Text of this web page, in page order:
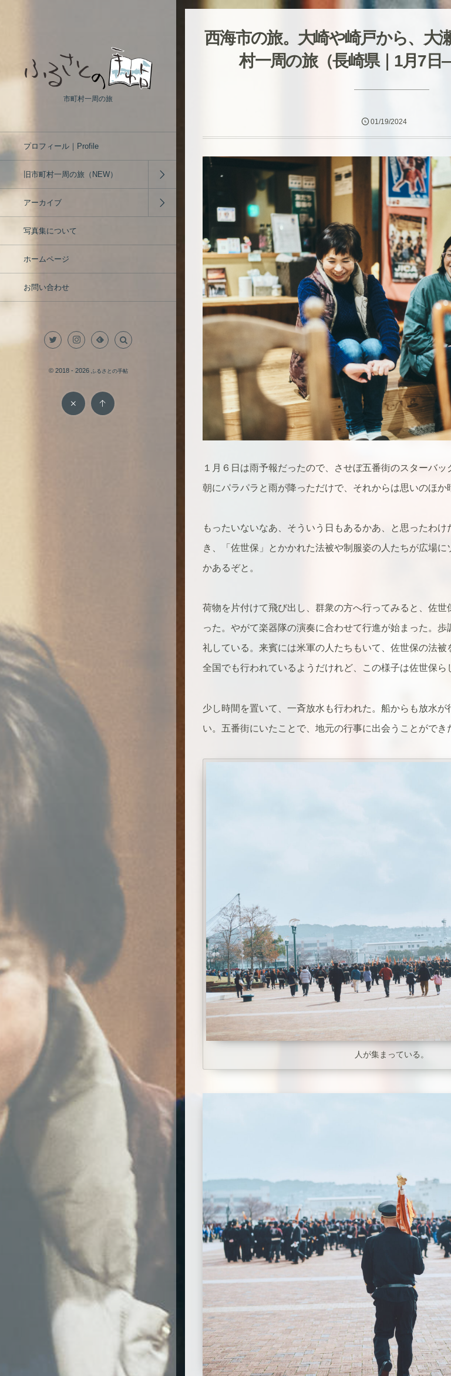
市町村一周の旅
プロフィール｜Profile
旧市町村一周の旅（NEW）
アーカイブ
写真集について
ホームページ
お問い合わせ
© 2018 - 2026 ふるさとの手帖
西海市の旅。大崎や崎戸から、大
村一周の旅（長崎県｜1月7日
01/19/2024
１月６日は雨予報だったので、させぼ五番街のスターバッ
朝にパラパラと雨が降っただけで、それからは思いのほか
もったいないなあ、そういう日もあるかあ、と思ったわけ
き、「佐世保」とかかれた法被や制服姿の人たちが広場
かあるぞと。
荷物を片付けて飛び出し、群衆の方へ行ってみると、佐
った。やがて楽器隊の演奏に合わせて行進が始まった。
礼している。来賓には米軍の人たちもいて、佐世保の法
全国でも行われているようだけれど、この様子は佐世保ら
少し時間を置いて、一斉放水も行われた。船からも放水
い。五番街にいたことで、地元の行事に出会うことができ
人が集まっている。